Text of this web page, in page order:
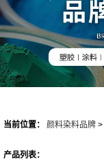
当前位置： 颜料染料品牌 >
产品列表：